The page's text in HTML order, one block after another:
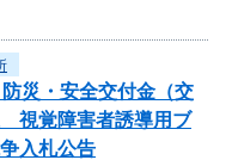
災・安全交付金（交
視覚障害者誘導用ブ
入札公告